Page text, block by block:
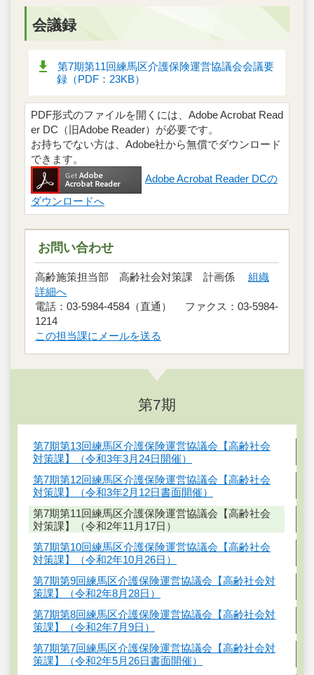
会議録
第7期第11回練馬区介護保険運営協議会会議要
録（PDF：23KB）
PDF形式のファイルを開くには、Adobe Acrobat Read
er DC（旧Adobe Reader）が必要です。
お持ちでない方は、Adobe社から無償でダウンロード
できます。
Adobe Acrobat Reader DCの
ダウンロードへ
お問い合わせ
高齢施策担当部 高齢社会対策課 計画係 組織
詳細へ
電話：03-5984-4584（直通） ファクス：03-5984-
1214
この担当課にメールを送る
第7期
第7期第13回練馬区介護保険運営協議会【高齢社会
対策課】（令和3年3月24日開催）
第7期第12回練馬区介護保険運営協議会【高齢社会
対策課】（令和3年2月12日書面開催）
第7期第11回練馬区介護保険運営協議会【高齢社会
対策課】（令和2年11月17日）
第7期第10回練馬区介護保険運営協議会【高齢社会
対策課】（令和2年10月26日）
第7期第9回練馬区介護保険運営協議会【高齢社会対
策課】（令和2年8月28日）
第7期第8回練馬区介護保険運営協議会【高齢社会対
策課】（令和2年7月9日）
第7期第7回練馬区介護保険運営協議会【高齢社会対
策課】（令和2年5月26日書面開催）